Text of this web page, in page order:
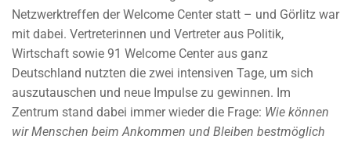
Netzwerktreffen der Welcome Center statt – und Görlitz war
mit dabei. Vertreterinnen und Vertreter aus Politik,
Wirtschaft sowie 91 Welcome Center aus ganz
Deutschland nutzten die zwei intensiven Tage, um sich
auszutauschen und neue Impulse zu gewinnen. Im
Zentrum stand dabei immer wieder die Frage: Wie können
wir Menschen beim Ankommen und Bleiben bestmöglich